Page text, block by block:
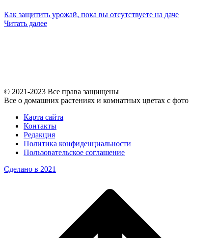
Как защитить урожай, пока вы отсутствуете на даче
Читать далее
© 2021-2023 Все права защищены
Все о домашних растениях и комнатных цветах с фото
Карта сайта
Контакты
Редакция
Политика конфиденциальности
Пользовательское соглашение
Сделано в 2021